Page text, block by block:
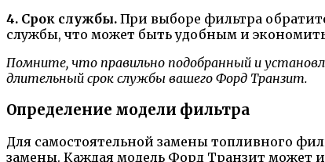
4. Срок службы. При выборе фильтра
службы, что может быть удобным и
Помните, что правильно подобранный и
длительный срок службы вашего Форд Транзит.
Определение модели фильтра
Для самостоятельной замены топливного
замены. Каждая модель Форд Транзит может